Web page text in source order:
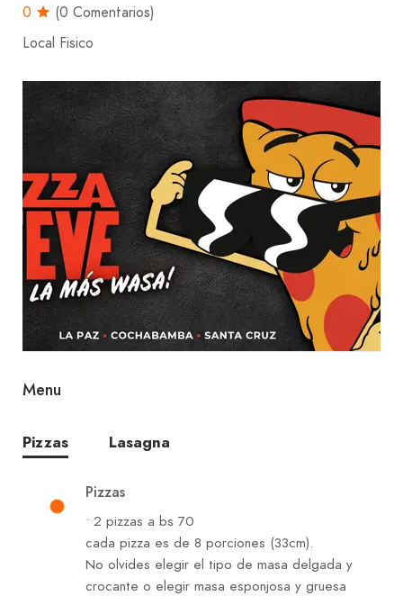
0
(0 Comentarios)
Local Fisico
Menu
Pizzas Lasagna
Pizzas
• 2 pizzas a bs 70
cada pizza es de 8 porciones (33cm).
No olvides elegir el tipo de masa delgada y
crocante o elegir masa esponjosa y gruesa